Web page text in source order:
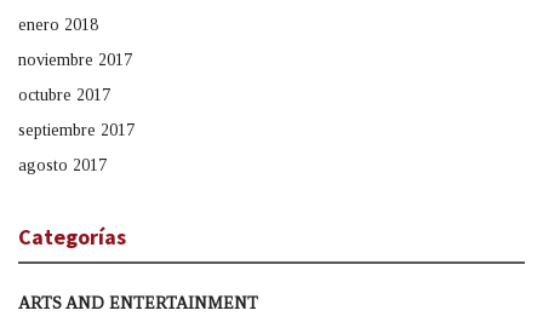
enero 2018
noviembre 2017
octubre 2017
septiembre 2017
agosto 2017
Categorías
ARTS AND ENTERTAINMENT